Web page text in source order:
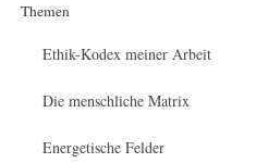
Themen
Ethik-Kodex meiner Arbeit
Die menschliche Matrix
Energetische Felder